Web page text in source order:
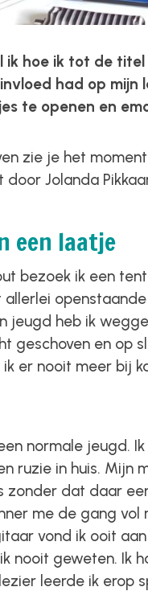
ik hoe ik tot de
had op
te openen en
zie je het
Jolanda
een laatje
bezoek ik een
jeugd heb ik
geschoven en
er nooit meer bij
normale jeugd.
ruzie in huis. Mijn
zonder dat daar
me de gang
vond ik ooit
nooit geweten. Ik
leerde ik erop